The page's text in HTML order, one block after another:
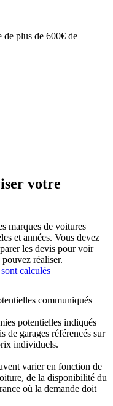
de plus de 600€ de
votre
marques de voitures
et années. Vous devez
les devis pour voir
réaliser.
calculés
communiqués
potentielles indiqués
de garages référencés sur
individuels.
varier en fonction de
de la disponibilité du
où la demande doit